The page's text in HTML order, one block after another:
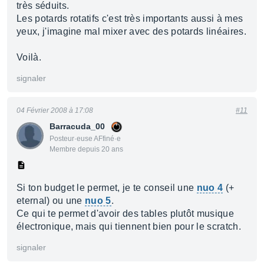
très séduits.
Les potards rotatifs c'est très importants aussi à mes
yeux, j'imagine mal mixer avec des potards linéaires.
Voilà.
signaler
Barracuda_00
Posteur·euse AFfiné·e
Membre depuis 20 ans
04 Février 2008 à 17:08 #11
Si ton budget le permet, je te conseil une nuo 4 (+
eternal) ou une nuo 5.
Ce qui te permet d'avoir des tables plutôt musique
électronique, mais qui tiennent bien pour le scratch.
signaler